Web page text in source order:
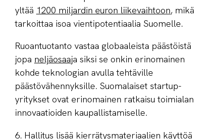
yltää 1200 miljardin euron liikevaihtoon, mikä
tarkoittaa isoa vientipotentiaalia Suomelle.
Ruoantuotanto vastaa globaaleista päästöistä
jopa neljäosaaja siksi se onkin erinomainen
kohde teknologian avulla tehtäville
päästövähennyksille. Suomalaiset startup-
yritykset ovat erinomainen ratkaisu toimialan
innovaatioiden kaupallistamiselle.
6. Hallitus lisää kierrätysmateriaalien käyttöä